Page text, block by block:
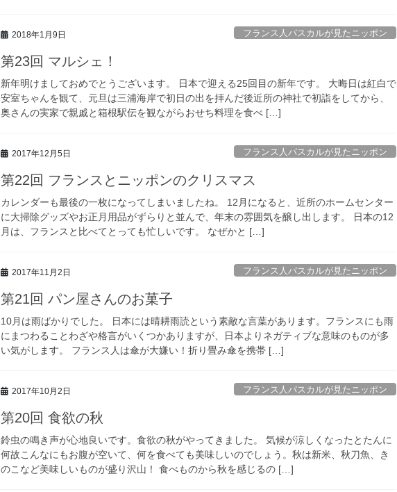
2018年1月9日 フランス人パスカルが見たニッポン
第23回 マルシェ！
新年明けましておめでとうございます。 日本で迎える25回目の新年です。 大晦日は紅白で
安室ちゃんを観て、元旦は三浦海岸で初日の出を拝んだ後近所の神社で初詣をしてから、
奥さんの実家で親戚と箱根駅伝を観ながらおせち料理を食べ […]
2017年12月5日 フランス人パスカルが見たニッポン
第22回 フランスとニッポンのクリスマス
カレンダーも最後の一枚になってしまいましたね。 12月になると、近所のホームセンター
に大掃除グッズやお正月用品がずらりと並んで、年末の雰囲気を醸し出します。 日本の12
月は、フランスと比べてとっても忙しいです。 なぜかと […]
2017年11月2日 フランス人パスカルが見たニッポン
第21回 パン屋さんのお菓子
10月は雨ばかりでした。 日本には晴耕雨読という素敵な言葉があります。フランスにも雨
にまつわることわざや格言がいくつかありますが、日本よりネガティブな意味のものが多
い気がします。 フランス人は傘が大嫌い！折り畳み傘を携帯 […]
2017年10月2日 フランス人パスカルが見たニッポン
第20回 食欲の秋
鈴虫の鳴き声が心地良いです。食欲の秋がやってきました。 気候が涼しくなったとたんに
何故こんなにもお腹が空いて、何を食べても美味しいのでしょう。秋は新米、秋刀魚、き
のこなど美味しいものが盛り沢山！ 食べものから秋を感じるの […]